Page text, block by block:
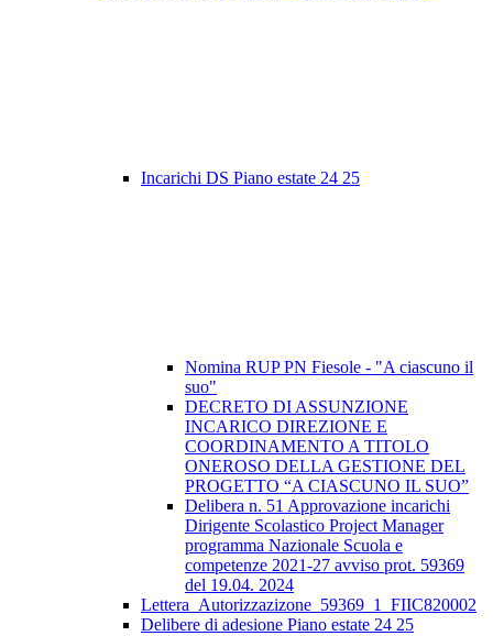
Incarichi DS Piano estate 24 25
Nomina RUP PN Fiesole - "A ciascuno il
suo"
DECRETO DI ASSUNZIONE
INCARICO DIREZIONE E
COORDINAMENTO A TITOLO
ONEROSO DELLA GESTIONE DEL
PROGETTO “A CIASCUNO IL SUO”
Delibera n. 51 Approvazione incarichi
Dirigente Scolastico Project Manager
programma Nazionale Scuola e
competenze 2021-27 avviso prot. 59369
del 19.04. 2024
Lettera_Autorizzazizone_59369_1_FIIC820002
Delibere di adesione Piano estate 24 25